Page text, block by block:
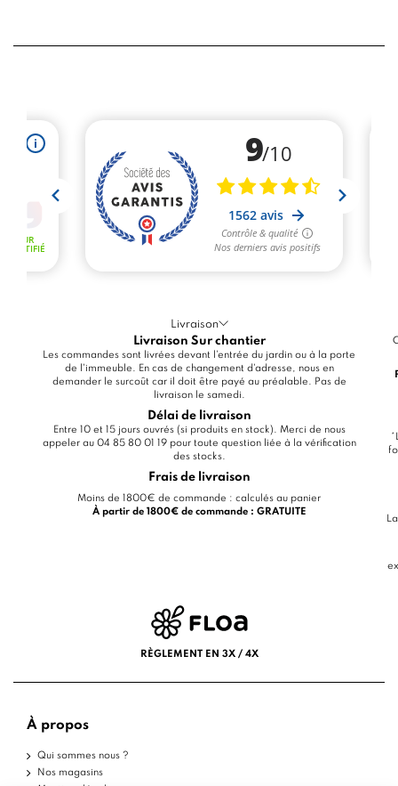
Livraison
Livraison Sur chantier
Les commandes sont livrées devant l'entrée du jardin ou à la porte
de l'immeuble. En cas de changement d'adresse, nous en
demander le surcoût car il doit être payé au préalable. Pas de
livraison le samedi.
Délai de livraison
Entre 10 et 15 jours ouvrés (si produits en stock). Merci de nous
appeler au 04 85 80 01 19 pour toute question liée à la vérification
des stocks.
Frais de livraison
Moins de 1800€ de commande : calculés au panier
À partir de 1800€ de commande : GRATUITE
RÈGLEMENT EN 3X / 4X
À propos
Qui sommes nous ?
Nos magasins